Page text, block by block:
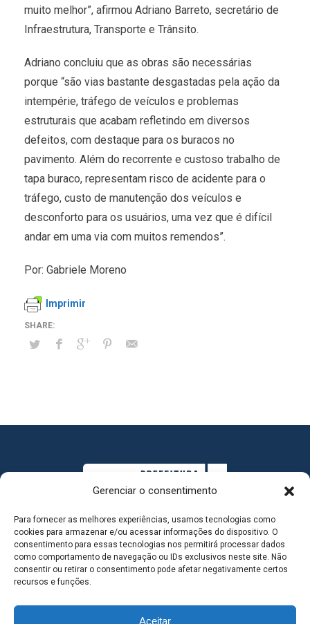
Gerenciar o consentimento
Para fornecer as melhores experiências, usamos tecnologias como
cookies para armazenar e/ou acessar informações do dispositivo. O
consentimento para essas tecnologias nos permitirá processar dados
como comportamento de navegação ou IDs exclusivos neste site. Não
consentir ou retirar o consentimento pode afetar negativamente certos
recursos e funções.
Aceitar
muito melhor”, afirmou Adriano Barreto, secretário de
Infraestrutura, Transporte e Trânsito.
Adriano concluiu que as obras são necessárias
porque “são vias bastante desgastadas pela ação da
intempérie, tráfego de veículos e problemas
estruturais que acabam refletindo em diversos
defeitos, com destaque para os buracos no
pavimento. Além do recorrente e custoso trabalho de
tapa buraco, representam risco de acidente para o
tráfego, custo de manutenção dos veículos e
desconforto para os usuários, uma vez que é difícil
andar em uma via com muitos remendos”.
Por: Gabriele Moreno
Imprimir
MAPA DO SITE